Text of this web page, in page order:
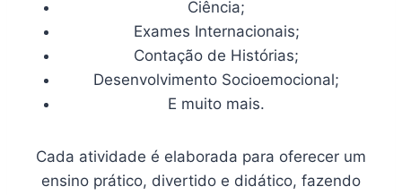
Ciência;
Exames Internacionais;
Contação de Histórias;
Desenvolvimento Socioemocional;
E muito mais.
Cada atividade é elaborada para oferecer um
ensino prático, divertido e didático, fazendo